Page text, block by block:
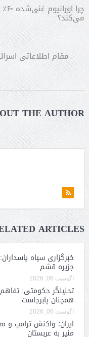
می‌کند؟
مقام اطلاعاتی
THE AUTHOR
ARTICLES
خبرگزاری سپاه
جزیره قشم
آگوست 06, 2026
تحلیلگر حکومتی:
همچنان پابرجاست
آگوست 06, 2026
ایران؛ واکنش ترامپ و
منیر به عربستان